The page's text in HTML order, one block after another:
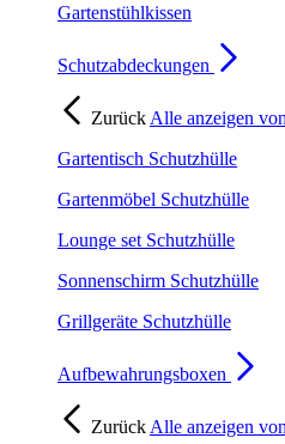
Gartenstühlkissen
Schutzabdeckungen
Zurück Alle anzeigen von
Gartentisch Schutzhülle
Gartenmöbel Schutzhülle
Lounge set Schutzhülle
Sonnenschirm Schutzhülle
Grillgeräte Schutzhülle
Aufbewahrungsboxen
Zurück Alle anzeigen von